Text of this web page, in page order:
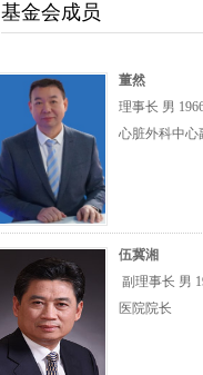
基金会成员
董然
理事长 男
心脏外科中心
伍冀湘
副理事长 男
医院院长